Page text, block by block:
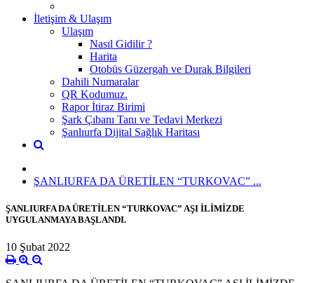
İletişim & Ulaşım
Ulaşım
Nasıl Gidilir ?
Harita
Otobüs Güzergah ve Durak Bilgileri
Dahili Numaralar
QR Kodumuz.
Rapor İtiraz Birimi
Şark Çıbanı Tanı ve Tedavi Merkezi
Şanlıurfa Dijital Sağlık Haritası
ŞANLIURFA DA ÜRETİLEN “TURKOVAC” ...
ŞANLIURFA DA ÜRETİLEN “TURKOVAC” AŞI İLİMİZDE
UYGULANMAYA BAŞLANDI.
10 Şubat 2022